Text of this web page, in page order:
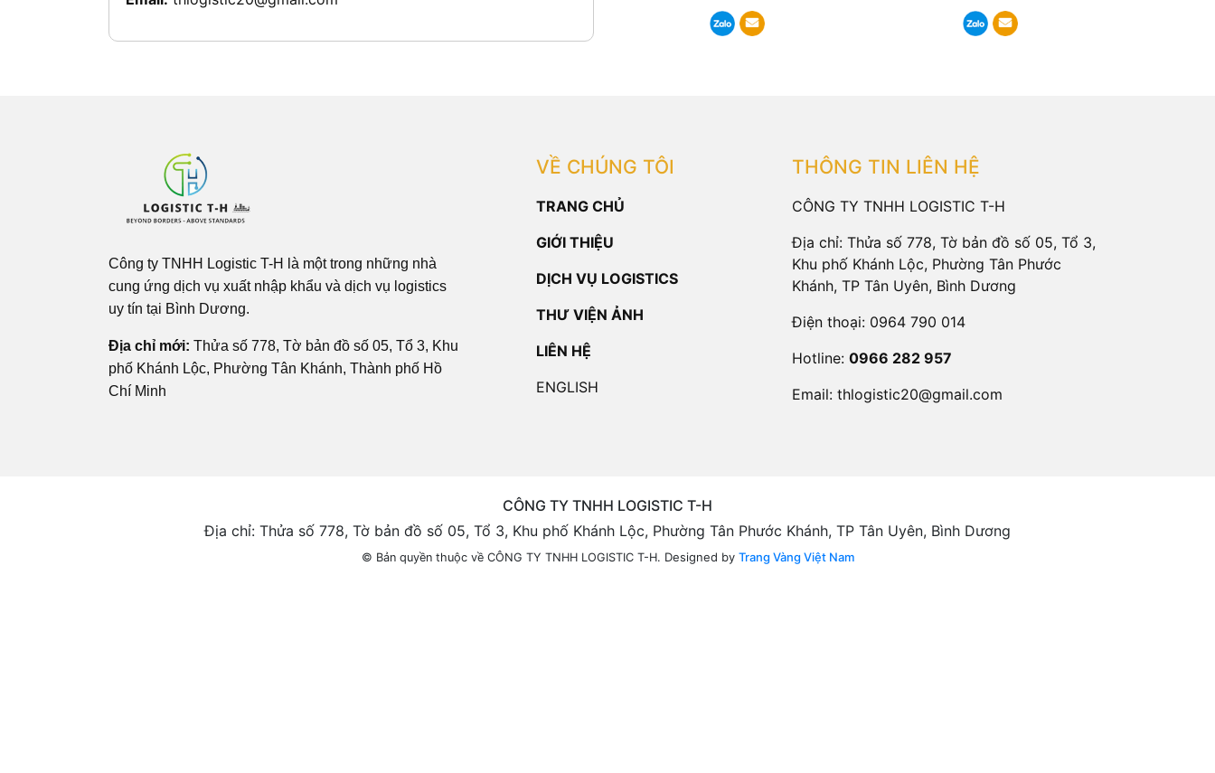
Công ty TNHH Logistic T-H là một trong những nhà
cung ứng dịch vụ xuất nhập khẩu và dịch vụ logistics
uy tín tại Bình Dương.
Địa chỉ mới: Thửa số 778, Tờ bản đồ số 05, Tổ 3, Khu
phố Khánh Lộc, Phường Tân Khánh, Thành phố Hồ
Chí Minh
VỀ CHÚNG TÔI
TRANG CHỦ
GIỚI THIỆU
DỊCH VỤ LOGISTICS
THƯ VIỆN ẢNH
LIÊN HỆ
ENGLISH
THÔNG TIN LIÊN HỆ
CÔNG TY TNHH LOGISTIC T-H
Địa chỉ: Thửa số 778, Tờ bản đồ số 05, Tổ 3,
Khu phố Khánh Lộc, Phường Tân Phước
Khánh, TP Tân Uyên, Bình Dương
Điện thoại: 0964 790 014
Hotline: 0966 282 957
Email: thlogistic20@gmail.com
CÔNG TY TNHH LOGISTIC T-H
Địa chỉ: Thửa số 778, Tờ bản đồ số 05, Tổ 3, Khu phố Khánh Lộc, Phường Tân Phước Khánh, TP Tân Uyên, Bình Dương
© Bản quyền thuộc về CÔNG TY TNHH LOGISTIC T-H. Designed by Trang Vàng Việt Nam